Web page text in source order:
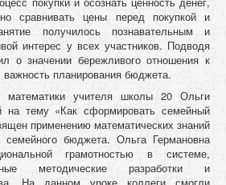
сравнивать цены перед покупкой и
получилось познавательным и
интерес у всех участников. Подводя
о значении бережливого отношения к
планирования бюджета.
учителя школы 20 Ольги
на тему «Как сформировать семейный
применению математических знаний
бюджета. Ольга Германовна
грамотностью в системе,
методические разработки и
На данном уроке коллеги смогли